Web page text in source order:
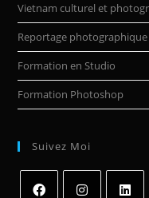
Vietnam culturel et
Reportage
Formation en Studio
Formation Photoshop
Suivez Moi